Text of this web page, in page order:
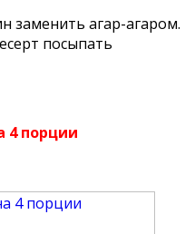
заменить агар-агаром.
посыпать
4 порции